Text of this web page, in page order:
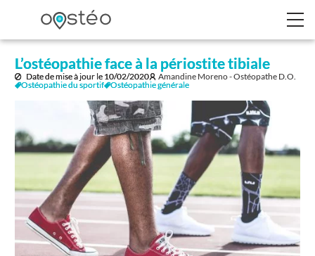
L’ostéopathie face à la périostite tibiale
Date de mise à jour le 10/02/2020
Amandine Moreno - Ostéopathe D.O.
Ostéopathie du sportif Ostéopathie générale